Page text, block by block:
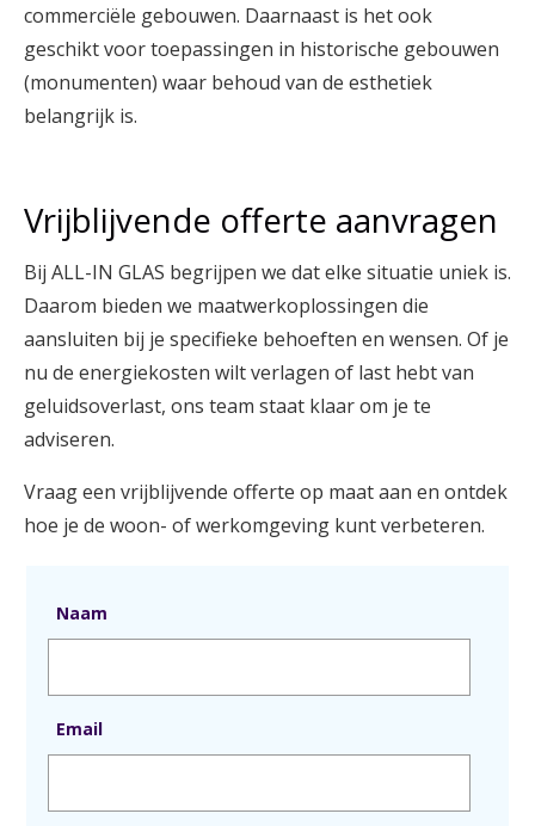
commerciële gebouwen. Daarnaast is het ook
geschikt voor toepassingen in historische gebouwen
(monumenten) waar behoud van de esthetiek
belangrijk is.
Vrijblijvende offerte aanvragen
Bij ALL-IN GLAS begrijpen we dat elke situatie uniek is.
Daarom bieden we maatwerkoplossingen die
aansluiten bij je specifieke behoeften en wensen. Of je
nu de energiekosten wilt verlagen of last hebt van
geluidsoverlast, ons team staat klaar om je te
adviseren.
Vraag een vrijblijvende offerte op maat aan en ontdek
hoe je de woon- of werkomgeving kunt verbeteren.
Naam
Email